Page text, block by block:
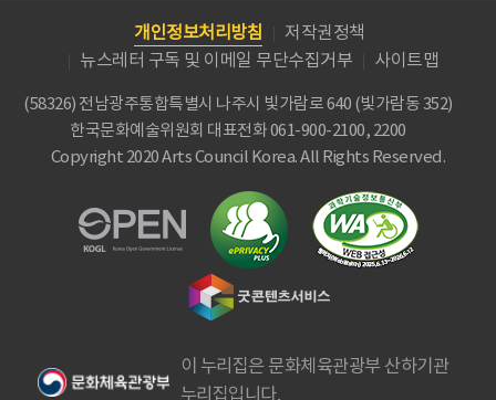
개인정보처리방침
저작권정책
뉴스레터 구독 및 이메일 무단수집거부
사이트맵
(58326) 전남광주통합특별시 나주시 빛가람로 640 (빛가람동 352)
한국문화예술위원회 대표전화 061-900-2100, 2200
Copyright 2020 Arts Council Korea. All Rights Reserved.
이 누리집은 문화체육관광부 산하기관